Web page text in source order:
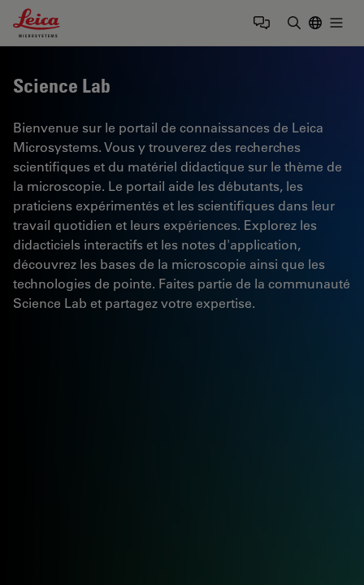
Leica Microsystems Logo
Science Lab
Bienvenue sur le portail de connaissances de Leica
Microsystems. Vous y trouverez des recherches
scientifiques et du matériel didactique sur le thème de
la microscopie. Le portail aide les débutants, les
praticiens expérimentés et les scientifiques dans leur
travail quotidien et leurs expériences. Explorez les
didacticiels interactifs et les notes d'application,
découvrez les bases de la microscopie ainsi que les
technologies de pointe. Faites partie de la communauté
Science Lab et partagez votre expertise.